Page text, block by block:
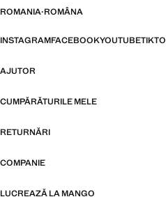
ROMANIA·ROMÂNA
INSTAGRAMFACEBOOKYOUTUBE
AJUTOR
CUMPĂRĂTURILE MELE
RETURNĂRI
COMPANIE
LUCREAZĂ LA MANGO